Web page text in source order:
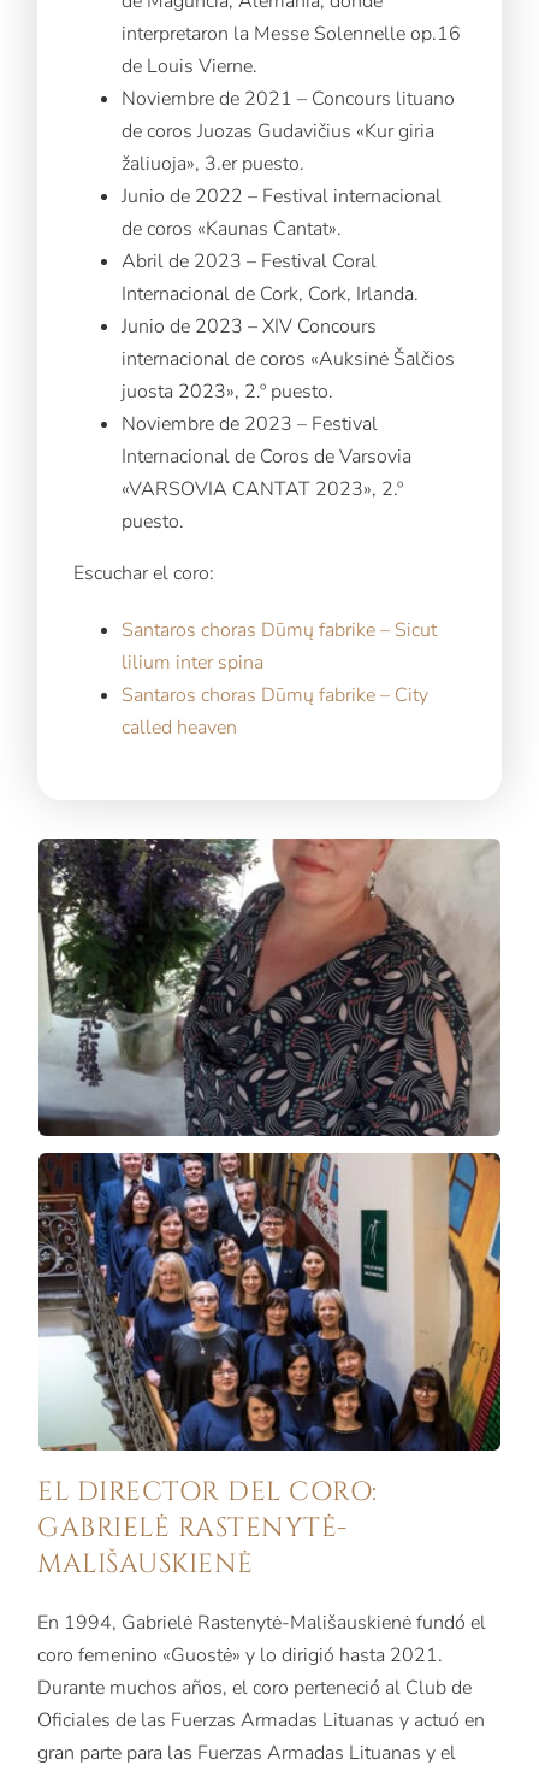
interpretaron la Messe Solennelle op.16
de Louis Vierne.
Noviembre de 2021 – Concours lituano
de coros Juozas Gudavičius «Kur giria
žaliuoja», 3.er puesto.
Junio de 2022 – Festival internacional
de coros «Kaunas Cantat».
Abril de 2023 – Festival Coral
Internacional de Cork, Cork, Irlanda.
Junio de 2023 – XIV Concours
internacional de coros «Auksinė Šalčios
juosta 2023», 2.º puesto.
Noviembre de 2023 – Festival
Internacional de Coros de Varsovia
«VARSOVIA CANTAT 2023», 2.º
puesto.
Escuchar el coro:
Santaros choras Dūmų fabrike – Sicut
lilium inter spina
Santaros choras Dūmų fabrike – City
called heaven
EL DIRECTOR DEL CORO:
GABRIELĖ RASTENYTĖ-
MALIŠAUSKIENĖ
En 1994, Gabrielė Rastenytė-Mališauskienė fundó el
coro femenino «Guostė» y lo dirigió hasta 2021.
Durante muchos años, el coro perteneció al Club de
Oficiales de las Fuerzas Armadas Lituanas y actuó en
gran parte para las Fuerzas Armadas Lituanas y el